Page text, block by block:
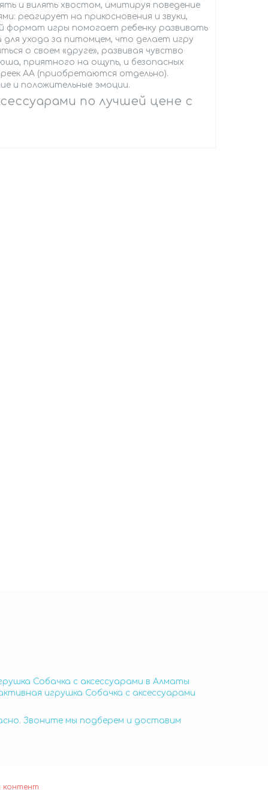
и вилять хвостом, имитируя поведение
реагирует на прикосновения и звуки,
формат игры помогает ребенку развивать
ухода за питомцем, что делает игру
о своем «друге», развивая чувство
приятного на ощупь, и безопасных
AA (приобретаются отдельно).
и положительные эмоции.
по лучшей цене с
Собачка с аксессуарами в Алматы
игрушка Собачка с аксессуарами
Звоните мы подберем и доставим
контент